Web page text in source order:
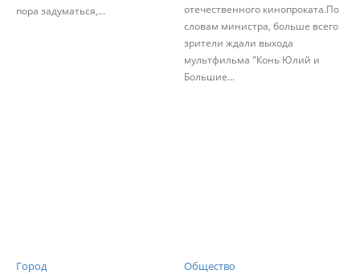
пора задуматься,...
отечественного кинопроката.По
словам министра, больше всего
зрители ждали выхода
мультфильма "Конь Юлий и
Большие...
Город Общество